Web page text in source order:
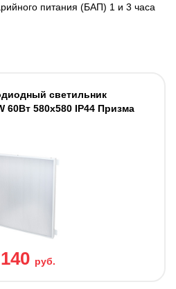
питания (БАП) 1 и 3 часа
светильник
60Вт 580x580 IP44 Призма
руб.